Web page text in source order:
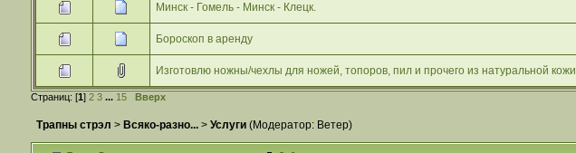
Минск - Гомель - Минск - Клецк.
Бороскоп в аренду
Изготовлю ножны/чехлы для ножей, топоров, пил и прочего из натуральной кожи
Страниц: [1] 2 3 ... 15 Вверх
Трапны стрэл > Всяко-разно...> Услуги(Модератор: Ветер)